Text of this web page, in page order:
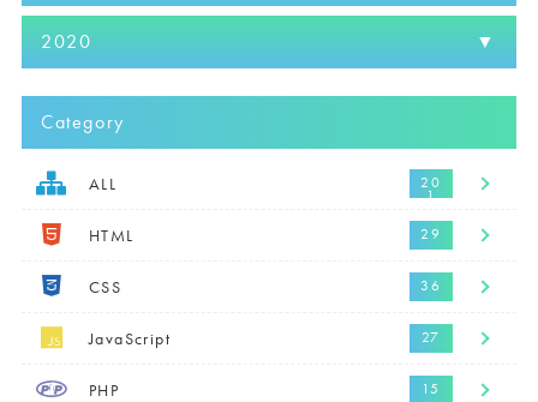
2020
Category
ALL
HTML
CSS
JavaScript
PHP